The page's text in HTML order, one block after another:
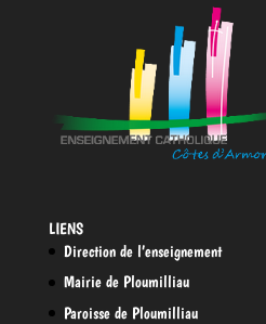
LIENS
Direction de l’enseignement
Mairie de Ploumilliau
Paroisse de Ploumilliau